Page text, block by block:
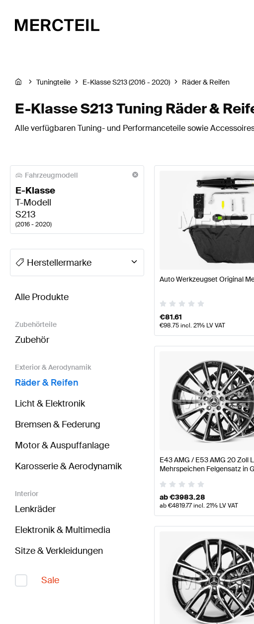
Tuningteile E-Klasse S213 (2016 - 2020) Räder & Reifen
E-Klasse S213 Tuning Räder &
Alle verfügbaren Tuning- und Performanceteile sowie
Fahrzeugmodell
E-Klasse
T-Modell
S213
(2016 - 2020)
A-Klasse Tuning Räder & ReifenA-Klasse W177
Herstellermarke
BRABUS E-Klasse S213 Räder & Reifen AMG E-Klasse
Alle Produkte
Zubehörteile
Zubehör
Exterior & Aerodynamik
Räder & Reifen
Licht & Elektronik
Bremsen & Federung
Motor & Auspuffanlage
Karosserie & Aerodynamik
Interior
Lenkräder
Elektronik & Multimedia
Sitze & Verkleidungen
Sale
Auto Werkzeugset Original
€81.61
€98.75incl. 21% LV VAT
E43 AMG / E53 AMG 20 Zoll
Mehrspeichen Felgensatz in
ab€3983.28
ab€4819.77incl. 21% LV VAT